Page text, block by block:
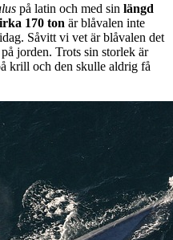
på latin och med sin längd
170 ton är blåvalen inte
Såvitt vi vet är blåvalen det
jorden. Trots sin storlek är
krill och den skulle aldrig få